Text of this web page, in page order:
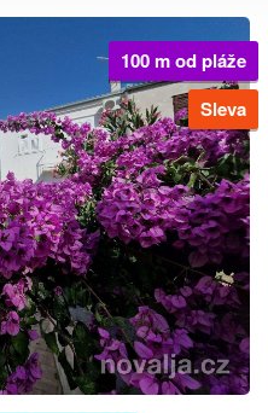
100 m od pláže
Sleva